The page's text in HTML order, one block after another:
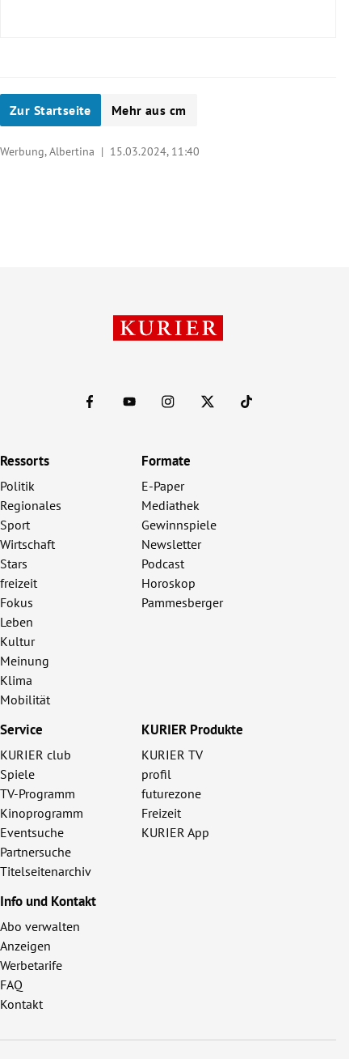
Juniorführungen Familiensonntage
E-Mail
Zur Startseite Mehr aus cm
Werbung, Albertina | 15.03.2024, 11:40
Ressorts
Politik
Regionales
Sport
Wirtschaft
Stars
freizeit
Fokus
Leben
Kultur
Meinung
Klima
Mobilität
Formate
E-Paper
Mediathek
Gewinnspiele
Newsletter
Podcast
Horoskop
Pammesberger
Service
KURIER club
Spiele
TV-Programm
Kinoprogramm
Eventsuche
Partnersuche
Titelseitenarchiv
KURIER Produkte
KURIER TV
profil
futurezone
Freizeit
KURIER App
Info und Kontakt
Abo verwalten
Anzeigen
Werbetarife
FAQ
Kontakt